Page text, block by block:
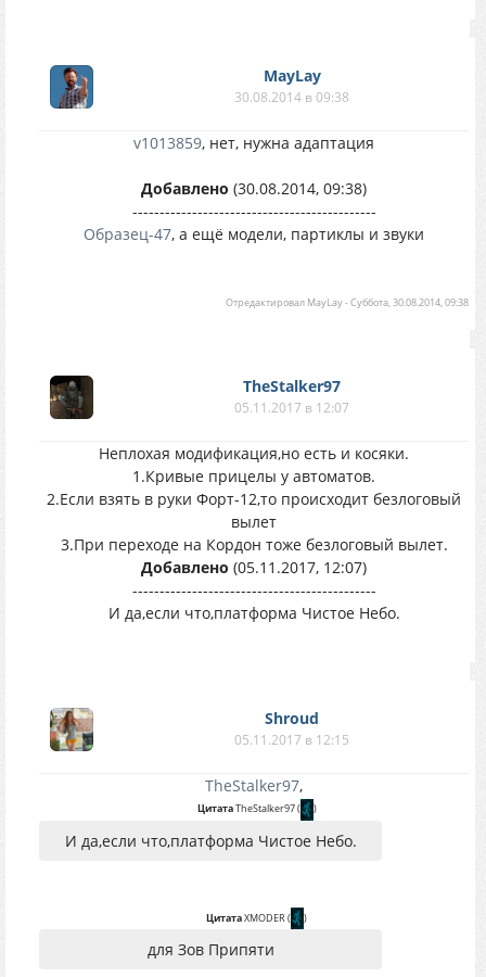
MayLay
30.08.2014 в 09:38
v1013859, нет, нужна адаптация
Добавлено (30.08.2014, 09:38)
---------------------------------------------
Образец-47, а ещё модели, партиклы и звуки
Отредактировал MayLay-Суббота, 30.08.2014, 09:38
TheStalker97
05.11.2017 в 12:07
Неплохая модификация,но есть и косяки.
1.Кривые прицелы у автоматов.
2.Если взять в руки Форт-12,то происходит безлоговый
вылет
3.При переходе на Кордон тоже безлоговый вылет.
Добавлено (05.11.2017, 12:07)
---------------------------------------------
И да,если что,платформа Чистое Небо.
Shroud
05.11.2017 в 12:15
TheStalker97,
ЦитатаTheStalker97( )
И да,если что,платформа Чистое Небо.
ЦитатаXMODER ( )
для Зов Припяти